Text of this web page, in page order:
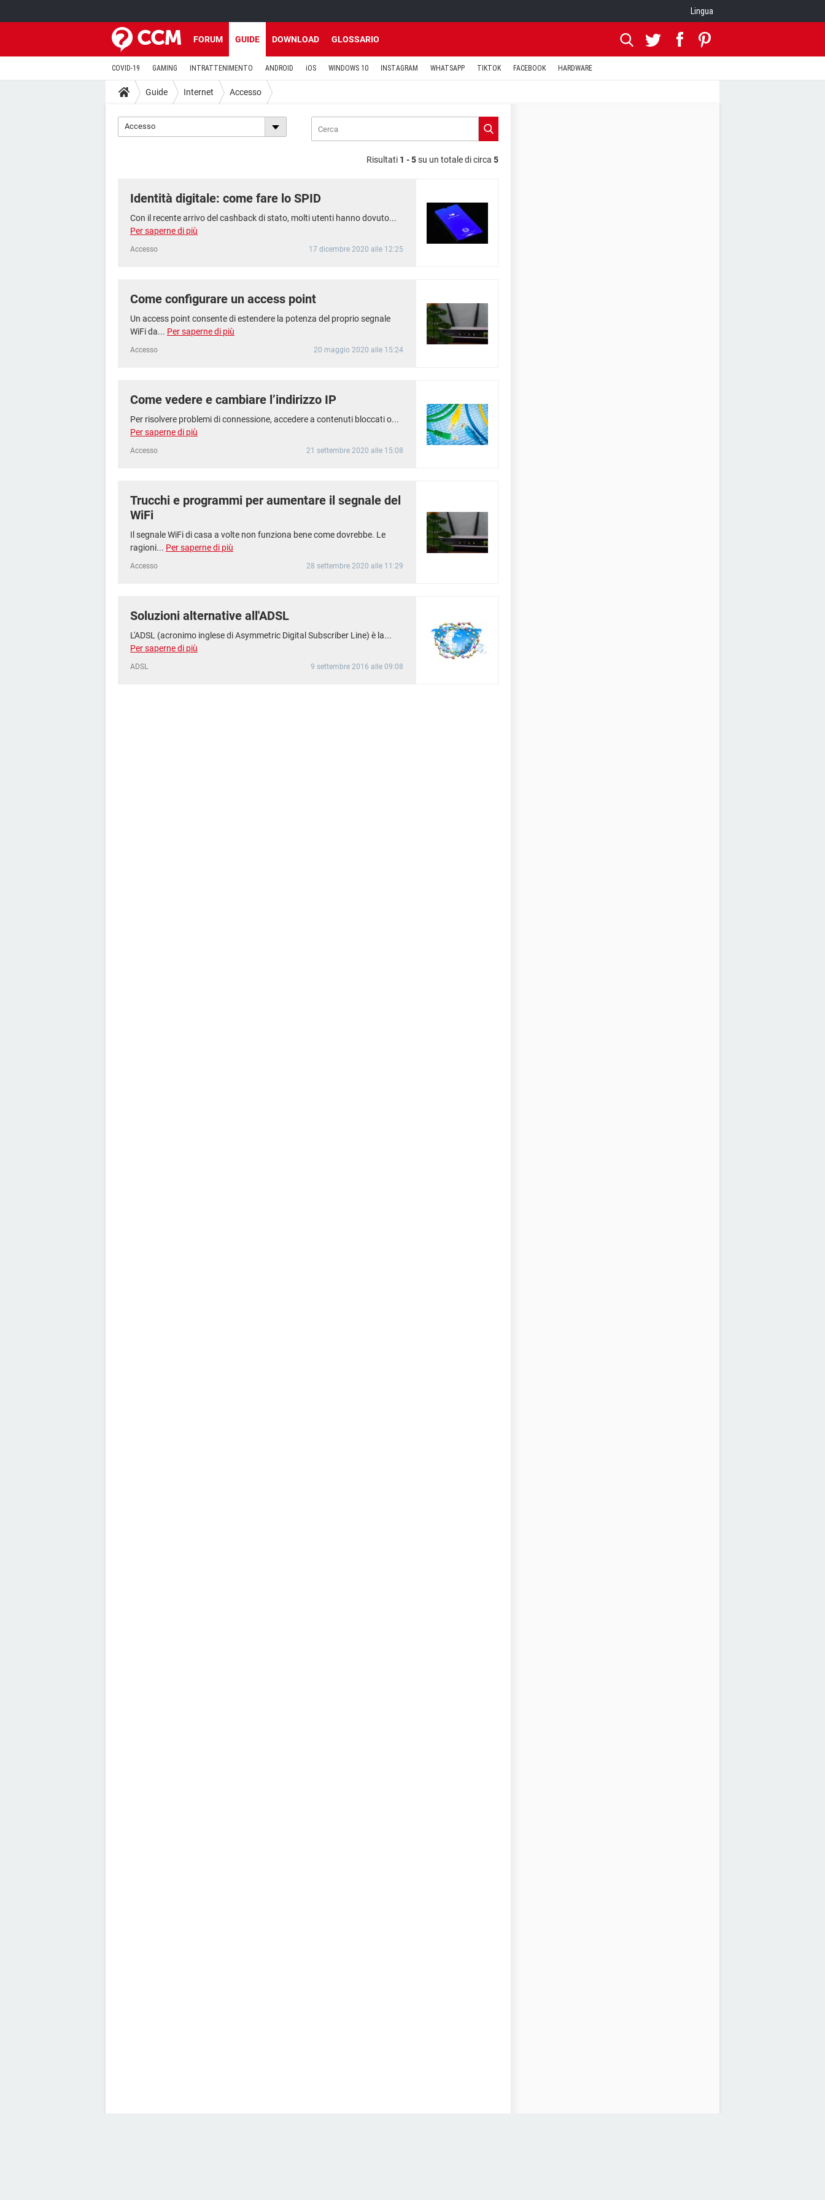
Lingua
FORUM GUIDE DOWNLOAD GLOSSARIO
COVID-19 GAMING INTRATTENIMENTO ANDROID iOS WINDOWS 10 INSTAGRAM WHATSAPP TIKTOK FACEBOOK HARDWARE
Guide Internet Accesso
Accesso
Risultati 1 - 5su un totale di circa 5
Identità digitale: come fare lo SPID
Con il recente arrivo del cashback di stato, molti utenti hanno dovuto...
Per saperne di più
Accesso 17 dicembre 2020 alle 12:25
Come configurare un access point
Un access point consente di estendere la potenza del proprio segnale
WiFi da... Per saperne di più
Accesso 20 maggio 2020 alle 15:24
Come vedere e cambiare l’indirizzo IP
Per risolvere problemi di connessione, accedere a contenuti bloccati o...
Per saperne di più
Accesso 21 settembre 2020 alle 15:08
Trucchi e programmi per aumentare il segnale del
WiFi
Il segnale WiFi di casa a volte non funziona bene come dovrebbe. Le
ragioni... Per saperne di più
Accesso 28 settembre 2020 alle 11:29
Soluzioni alternative all'ADSL
L'ADSL (acronimo inglese di Asymmetric Digital Subscriber Line) è la...
Per saperne di più
ADSL 9 settembre 2016 alle 09:08